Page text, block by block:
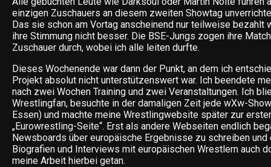
einzigen Zuschauers an diesem zweiten Showtag
Das sie schon am Vortag anscheinend nur teilweise bezahlt
ihre Stimmung nicht besser. Die BSE-Jungs zogen ihre
Zuschauer durch, wobei ich alle leiten durfte.
Dieses Wochenende war dann der Punkt, an dem ich
Projekt absolut nicht unterstützenswert war. Ich beendete
nach zwei Wochen Training und zwei Veranstaltungen. Ich
Wrestlingfan, besuchte in der damaligen Zeit jede wXw-
Essen) und machte meine Wrestlingwebsite später zur
„Eurowrestling-Seite“. Erst als andere Webseiten endlich
Newsboards über europäische Ergebnisse zu schreiben
Biografien und Interviews mit europäischen Wrestlern auch
meine Arbeit hierbei getan.